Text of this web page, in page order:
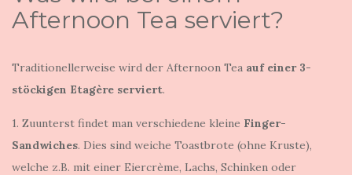
Afternoon Tea serviert?
Traditionellerweise wird der Afternoon Tea auf einer 3-
stöckigen Etagère serviert.
1. Zuunterst findet man verschiedene kleine Finger-
Sandwiches. Dies sind weiche Toastbrote (ohne Kruste),
welche z.B. mit einer Eiercrème, Lachs, Schinken oder